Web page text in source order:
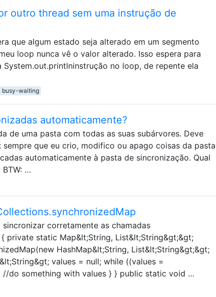
outro thread sem uma instrução de
que algum estado seja alterado em um segmento
loop nunca vê o valor alterado. Isso espera para
no loop, de repente ela
busy-waiting
automaticamente?
de uma pasta com todas as suas subárvores. Deve
que eu crio, modifico ou apago coisas da pasta
automaticamente à pasta de sincronização. Qual
BTW: …
corretamente as chamadas
private static Map&lt;String, List&lt;String&gt;&gt;
HashMap&lt;String, List&lt;String&gt;&gt;
values = null; while ((values =
//do something with values } } public static void …